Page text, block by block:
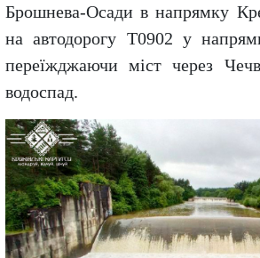
Брошнева-Осади в напрямку
на автодорогу Т0902 у
переїжджаючи міст через
водоспад.